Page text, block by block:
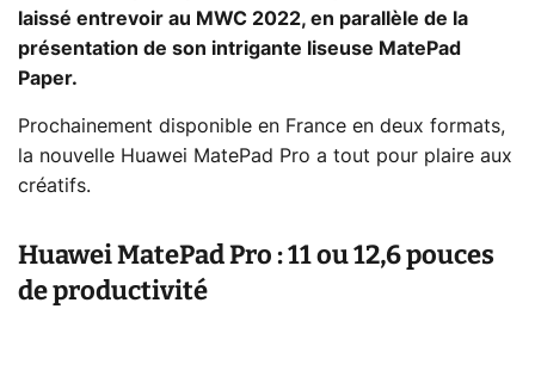
laissé entrevoir au MWC 2022, en parallèle de la
présentation de son intrigante liseuse MatePad
Paper.
Prochainement disponible en France en deux formats,
la nouvelle Huawei MatePad Pro a tout pour plaire aux
créatifs.
Huawei MatePad Pro : 11 ou 12,6 pouces
de productivité